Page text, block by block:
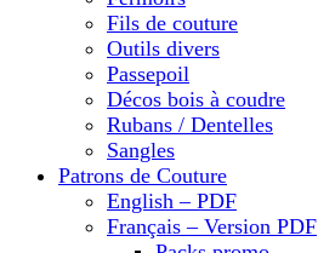
Fils de couture
Outils divers
Passepoil
Décos bois à coudre
Rubans / Dentelles
Sangles
Patrons de Couture
English – PDF
Français – Version PDF